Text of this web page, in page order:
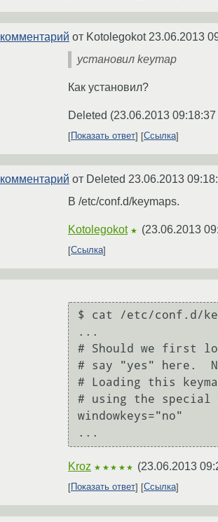
комментарий от Kotolegokot 23.06.2013
установил keymap
Как установил?
Deleted (23.06.2013
Показать ответ Ссылка
комментарий от Deleted 23.06.2013
В /etc/conf.d/keymaps.
Kotolegokot ★ (23.06.2013
Ссылка
$ cat /etc/conf.d/
...
# Should we first
# say "yes" here.
# Loading this
# using the special
windowkeys="no"
Kroz ★★★★★ (23.06.2013
Показать ответ Ссылка